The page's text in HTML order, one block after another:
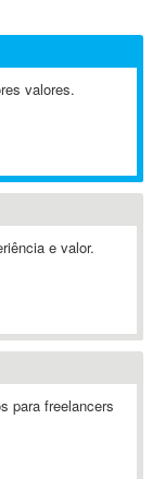
valores.
e valor.
para freelancers